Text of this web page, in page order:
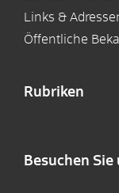
Links &
Öffentliche
Rubriken
Besuchen Sie